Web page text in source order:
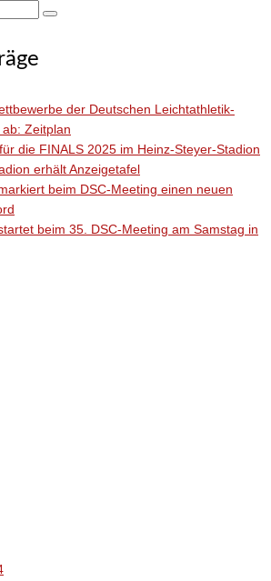
der Deutschen Leichtathletik-
Zeitplan
die FINALS 2025 im Heinz-Steyer-Stadion
erhält Anzeigetafel
beim DSC-Meeting einen neuen
beim 35. DSC-Meeting am Samstag in